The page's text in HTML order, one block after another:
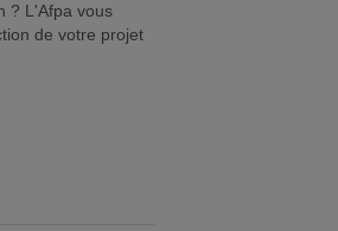
? L'Afpa vous
de votre projet